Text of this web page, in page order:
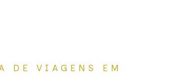
DE VIAGENS EM